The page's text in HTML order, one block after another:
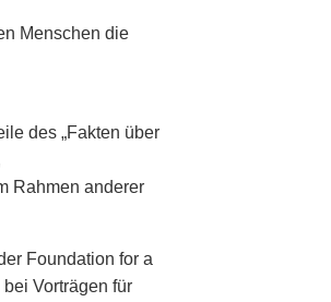
Menschen die
des „Fakten über
Rahmen anderer
Foundation for a
Vorträgen für